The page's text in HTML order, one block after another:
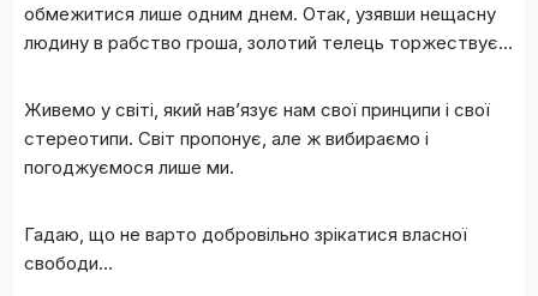
обмежитися лише одним днем. Отак, узявши нещасну
людину в рабство гроша, золотий телець торжествує…
Живемо у світі, який нав’язує нам свої принципи і свої
стереотипи. Світ пропонує, але ж вибираємо і
погоджуємося лише ми.
Гадаю, що не варто добровільно зрікатися власної
свободи…